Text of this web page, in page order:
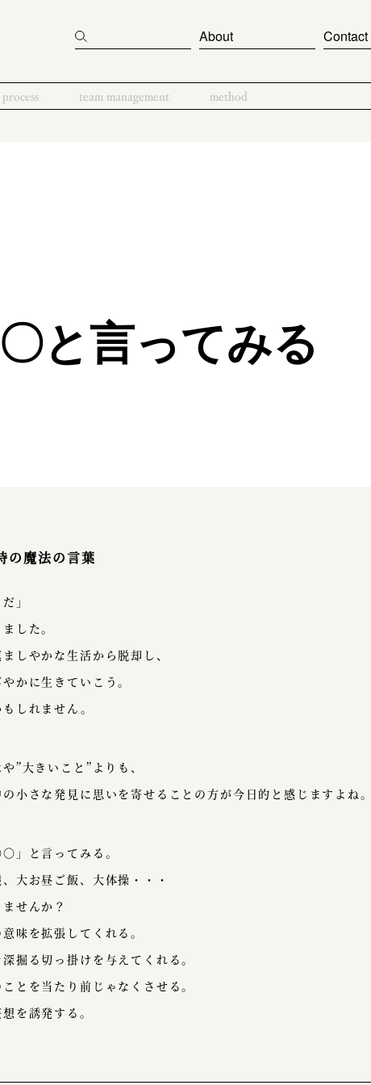
About Contact
process team management method
と言ってみる
の魔法の言葉
」
した。
しやかな生活から脱却し、
かに生きていこう。
しれません。
”大きいこと”よりも、
小さな発見に思いを寄せることの方が今日的と感じますよね。
」と言ってみる。
大お昼ご飯、大体操・・・
せんか？
味を拡張してくれる。
掘る切っ掛けを与えてくれる。
とを当たり前じゃなくさせる。
を誘発する。